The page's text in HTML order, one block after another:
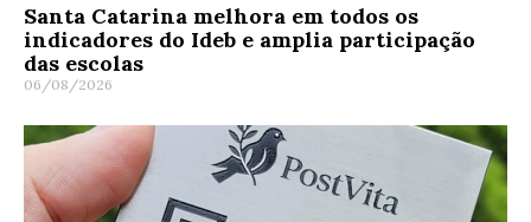
Santa Catarina melhora em todos os
indicadores do Ideb e amplia participação
das escolas
06/08/2026